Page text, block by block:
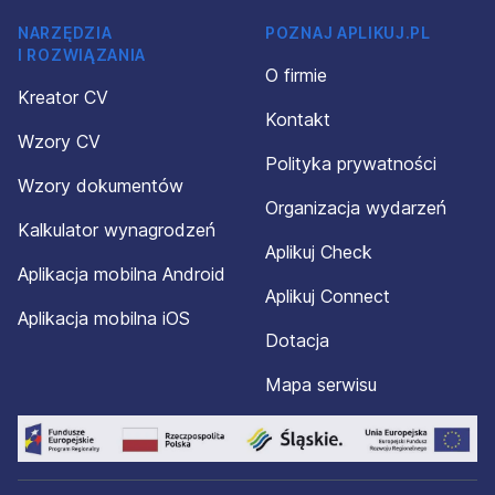
NARZĘDZIA
I ROZWIĄZANIA
Kreator CV
Wzory CV
Wzory dokumentów
Kalkulator wynagrodzeń
Aplikacja mobilna Android
Aplikacja mobilna iOS
POZNAJ APLIKUJ.PL
O firmie
Kontakt
Polityka prywatności
Organizacja wydarzeń
Aplikuj Check
Aplikuj Connect
Dotacja
Mapa serwisu